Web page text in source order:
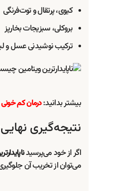
کیوی، پرتقال و توت‌فرنگی
بروکلی، سبزیجات بخارپز
ترکیب نوشیدنی عسل و
بیشتر بدانید:درمان کم
نتیجه‌گیری
اگر از خود می‌پرسید
می‌توان از تخریب آن